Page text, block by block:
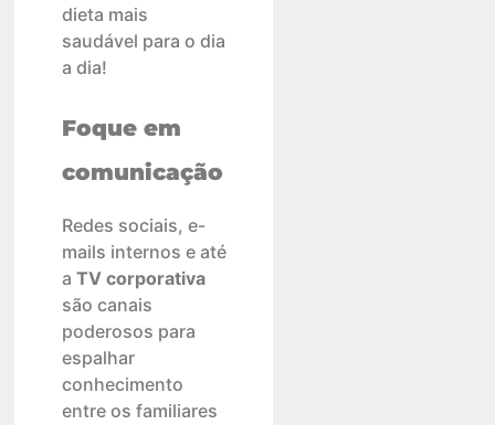
dieta mais
saudável para o dia
a dia!
Foque em
comunicação
Redes sociais, e-
mails internos e até
a TV corporativa
são canais
poderosos para
espalhar
conhecimento
entre os familiares